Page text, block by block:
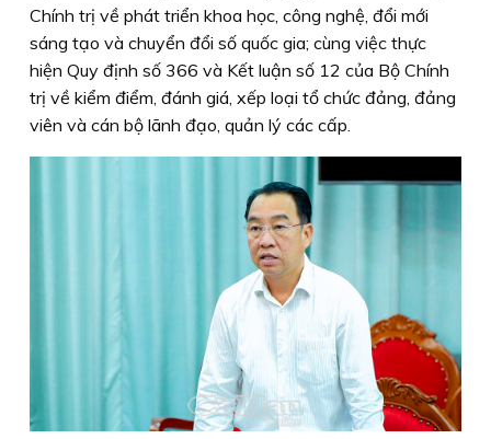
Chính trị về phát triển khoa học, công nghệ, đổi mới
sáng tạo và chuyển đổi số quốc gia; cùng việc thực
hiện Quy định số 366 và Kết luận số 12 của Bộ Chính
trị về kiểm điểm, đánh giá, xếp loại tổ chức đảng, đảng
viên và cán bộ lãnh đạo, quản lý các cấp.